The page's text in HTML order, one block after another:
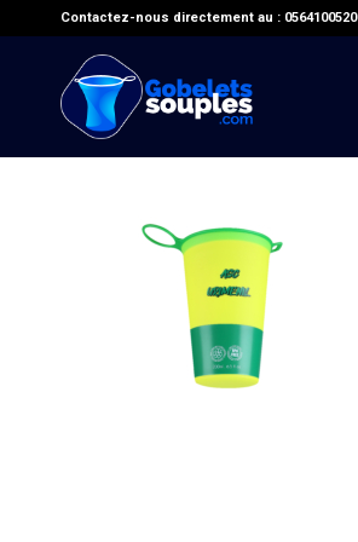
Contactez-nous directement au : 0564100520